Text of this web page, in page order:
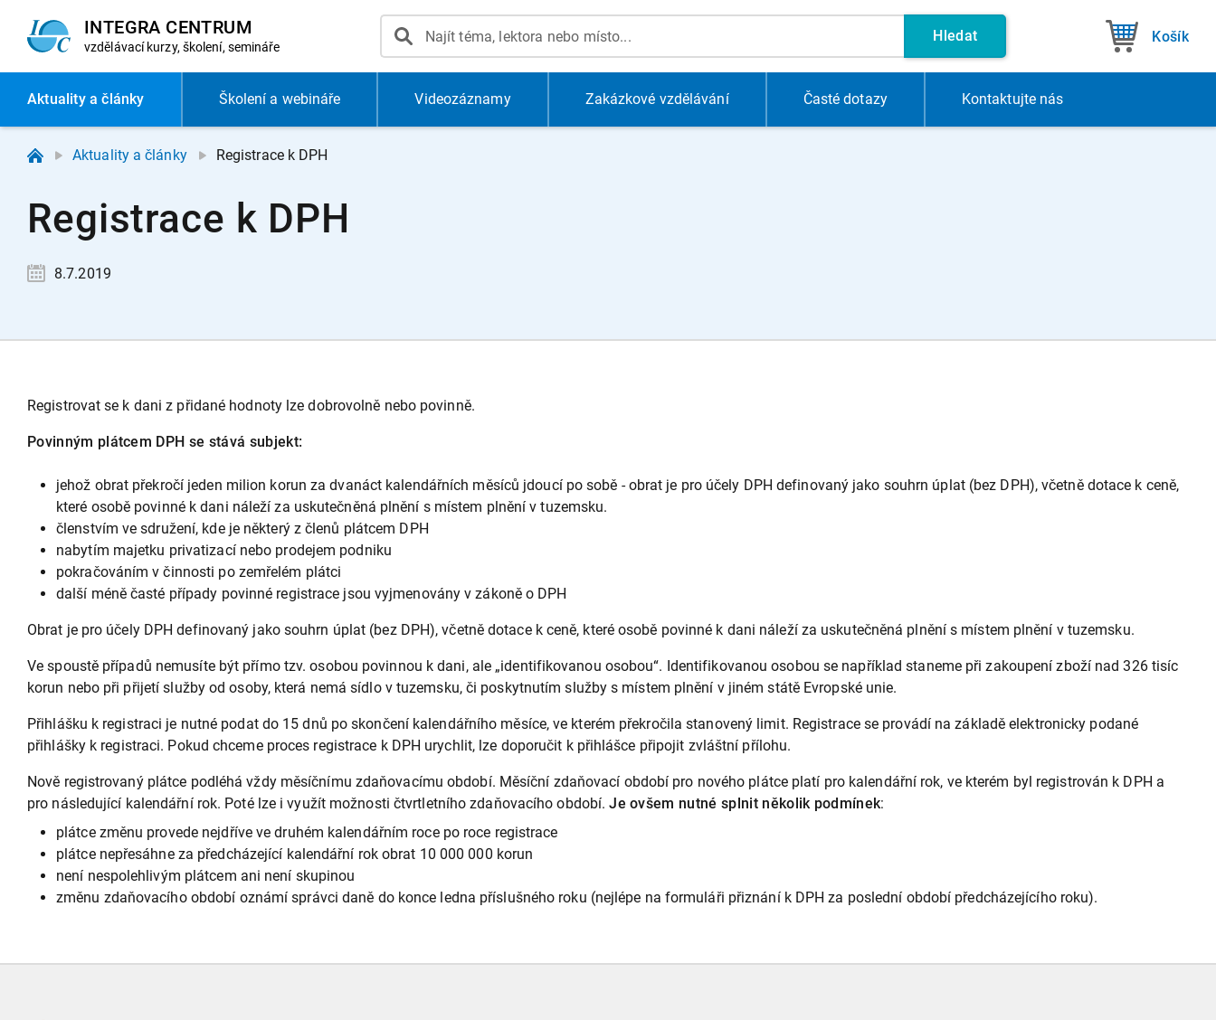
INTEGRA CENTRUM
vzdělávací kurzy, školení, semináře
Hledat Košík
Aktualitya články Školení a webináře Videozáznamy Zakázkové vzdělávání Časté dotazy Kontaktujte nás
Aktuality a články Registrace k DPH
Registrace k DPH
8.7.2019
Registrovat se k dani z přidané hodnoty lze dobrovolně nebo povinně.
Povinným plátcem DPH se stává subjekt:
jehož obrat překročí jeden milion korun za dvanáct kalendářních měsíců jdoucí po sobě - obrat je pro účely DPH definovaný jako souhrn úplat (bez DPH), včetně dotace k ceně,
které osobě povinné k dani náleží za uskutečněná plnění s místem plnění v tuzemsku.
členstvím ve sdružení, kde je některý z členů plátcem DPH
nabytím majetku privatizací nebo prodejem podniku
pokračováním v činnosti po zemřelém plátci
další méně časté případy povinné registrace jsou vyjmenovány v zákoně o DPH
Obrat je pro účely DPH definovaný jako souhrn úplat (bez DPH), včetně dotace k ceně, které osobě povinné k dani náleží za uskutečněná plnění s místem plnění v tuzemsku.
Ve spoustě případů nemusíte být přímo tzv. osobou povinnou k dani, ale „identifikovanou osobou“. Identifikovanou osobou se například staneme při zakoupení zboží nad 326 tisíc
korun nebo při přijetí služby od osoby, která nemá sídlo v tuzemsku, či poskytnutím služby s místem plnění v jiném státě Evropské unie.
Přihlášku k registraci je nutné podat do 15 dnů po skončení kalendářního měsíce, ve kterém překročila stanovený limit. Registrace se provádí na základě elektronicky podané
přihlášky k registraci. Pokud chceme proces registrace k DPH urychlit, lze doporučit k přihlášce připojit zvláštní přílohu.
Nově registrovaný plátce podléhá vždy měsíčnímu zdaňovacímu období. Měsíční zdaňovací období pro nového plátce platí pro kalendářní rok, ve kterém byl registrován k DPH a
pro následující kalendářní rok. Poté lze i využít možnosti čtvrtletního zdaňovacího období.Je ovšem nutné splnit několik podmínek:
plátce změnu provede nejdříve ve druhém kalendářním roce po roce registrace
plátce nepřesáhne za předcházející kalendářní rok obrat 10 000 000 korun
není nespolehlivým plátcem ani není skupinou
změnu zdaňovacího období oznámí správci daně do konce ledna příslušného roku (nejlépe na formuláři přiznání k DPH za poslední období předcházejícího roku).